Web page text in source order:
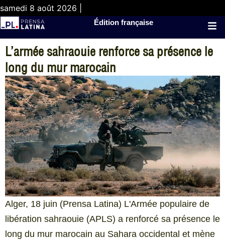
samedi 8 août 2026 |
Édition française
L’armée sahraouie renforce sa présence le
long du mur marocain
Alger, 18 juin (Prensa Latina) L'Armée populaire de
libération sahraouie (APLS) a renforcé sa présence le
long du mur marocain au Sahara occidental et mène